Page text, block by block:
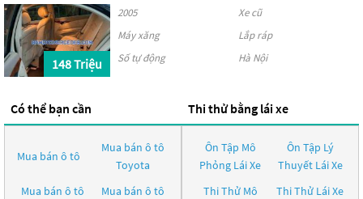
148 Triệu
2005
Xe cũ
Máy xăng
Lắp ráp
Số tự động
Hà Nội
Có thể bạn cần
Mua bán ô tô
Mua bán ô tô
Toyota
Mua bán ô tô
Mua bán ô tô
Thi thử bằng lái xe
Ôn Tập Mô
Phỏng Lái Xe
Ôn Tập Lý
Thuyết Lái Xe
Thi Thử Mô
Thi Thử Lái Xe